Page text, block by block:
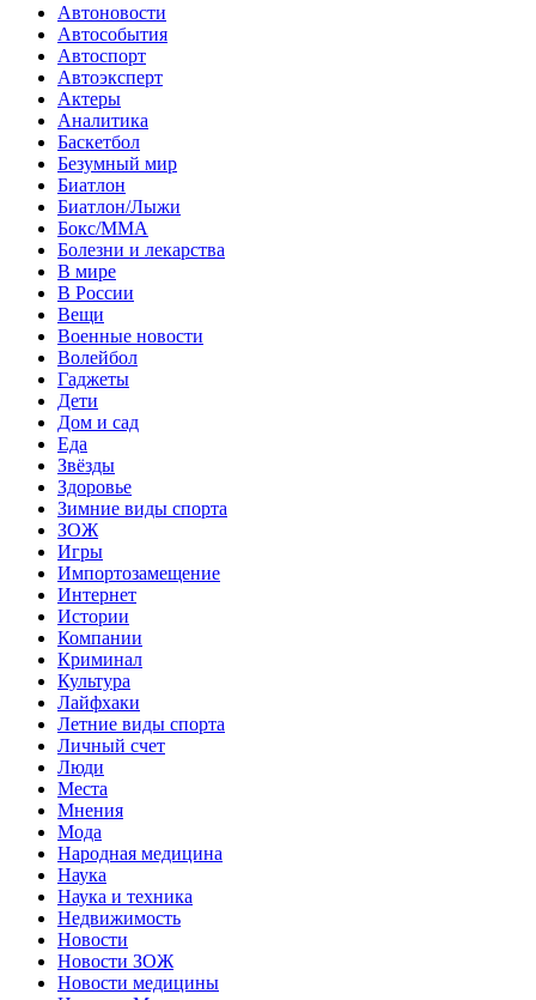
Автоновости
Автособытия
Автоспорт
Автоэксперт
Актеры
Аналитика
Баскетбол
Безумный мир
Биатлон
Биатлон/Лыжи
Бокс/MMA
Болезни и лекарства
В мире
В России
Вещи
Военные новости
Волейбол
Гаджеты
Дети
Дом и сад
Еда
Звёзды
Здоровье
Зимние виды спорта
ЗОЖ
Игры
Импортозамещение
Интернет
Истории
Компании
Криминал
Культура
Лайфхаки
Летние виды спорта
Личный счет
Люди
Места
Мнения
Мода
Народная медицина
Наука
Наука и техника
Недвижимость
Новости
Новости ЗОЖ
Новости медицины